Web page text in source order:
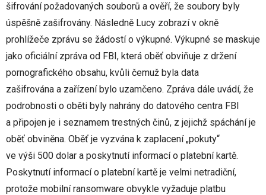
šifrování požadovaných souborů a ověří, že soubory byly
úspěšně zašifrovány. Následně Lucy zobrazí v okně
prohlížeče zprávu se žádostí o výkupné. Výkupné se maskuje
jako oficiální zpráva od FBI, která oběť obviňuje z držení
pornografického obsahu, kvůli čemuž byla data
zašifrována a zařízení bylo uzamčeno. Zpráva dále uvádí, že
podrobnosti o oběti byly nahrány do datového centra FBI
a připojen je i seznamem trestných činů, z jejichž spáchání je
oběť obviněna. Oběť je vyzvána k zaplacení „pokuty“
ve výši 500 dolar a poskytnutí informací o platební kartě.
Poskytnutí informací o platební kartě je velmi netradiční,
protože mobilní ransomware obvykle vyžaduje platbu